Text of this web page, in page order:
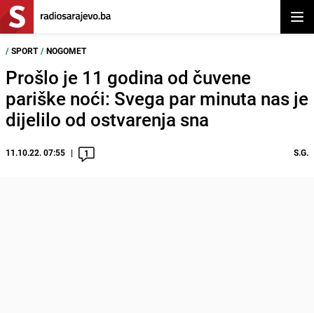
/ SPORT / NOGOMET
Prošlo je 11 godina od čuvene
pariške noći: Svega par minuta nas je
dijelilo od ostvarenja sna
11.10.22. 07:55 1 S.G.